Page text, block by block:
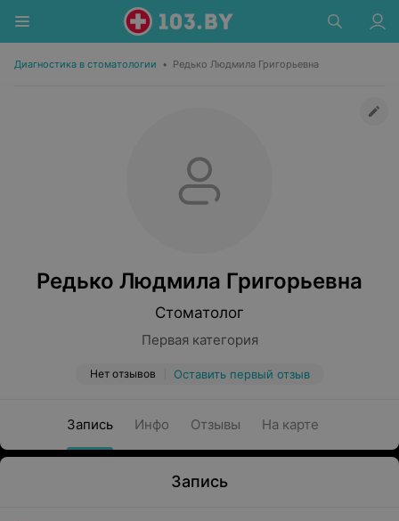
Диагностика в стоматологии • Редько Людмила Григорьевна
Редько Людмила Григорьевна
Стоматолог
Первая категория
Нет отзывов Оставить первый отзыв
Запись Инфо Отзывы На карте
Запись